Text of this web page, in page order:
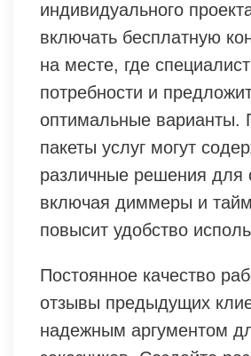
индивидуального
включать бесплатную
на месте, где
потребности и
оптимальные варианты.
пакеты услуг могут
различные решения для
включая диммеры и
повысит удобство
Постоянное качество
отзывы предыдущих
надежным аргументом